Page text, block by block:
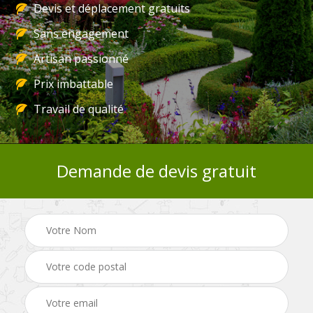
Devis et déplacement gratuits
Sans engagement
Artisan passionné
Prix imbattable
Travail de qualité
Demande de devis gratuit